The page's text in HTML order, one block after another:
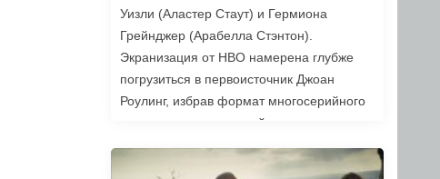
Уизли (Аластер Стаут) и Гермиона
Грейнджер (Арабелла Стэнтон).
Экранизация от HBO намерена глубже
погрузиться в первоисточник Джоан
Роулинг, избрав формат многосерийного
повествования, который позволяет лучше